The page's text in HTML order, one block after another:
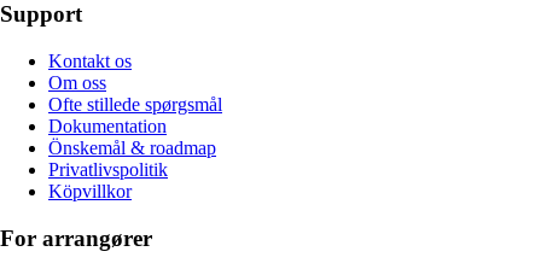
Support
Kontakt os
Om oss
Ofte stillede spørgsmål
Dokumentation
Önskemål & roadmap
Privatlivspolitik
Köpvillkor
For arrangører